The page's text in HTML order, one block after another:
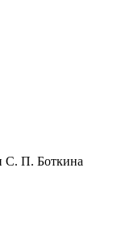
С. П. Боткина